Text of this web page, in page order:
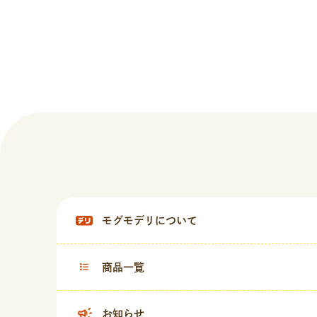
モグモデリについて
商品一覧
お知らせ